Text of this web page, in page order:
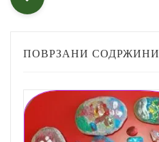
ПОВРЗАНИ СОДРЖИНИ